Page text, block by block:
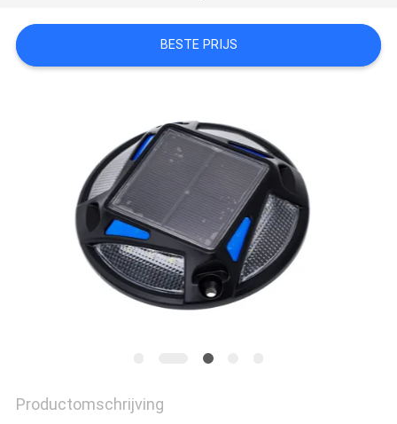
OFFERTE
AANVRAGEN
SITEMAP
PRIVACYBELEID
BESTE PRIJS
Productomschrijving